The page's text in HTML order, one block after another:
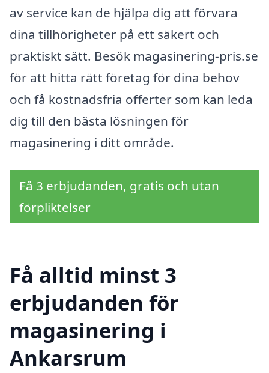
av service kan de hjälpa dig att förvara
dina tillhörigheter på ett säkert och
praktiskt sätt. Besök magasinering-pris.se
för att hitta rätt företag för dina behov
och få kostnadsfria offerter som kan leda
dig till den bästa lösningen för
magasinering i ditt område.
Få 3 erbjudanden, gratis och utan
förpliktelser
Få alltid minst 3
erbjudanden för
magasinering i
Ankarsrum